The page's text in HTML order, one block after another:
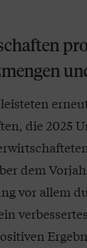
die 2025
dem
vor allem